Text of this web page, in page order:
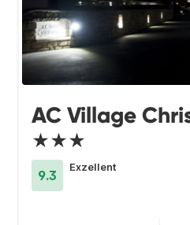
AC Village
★★★
9.3
Exzellent